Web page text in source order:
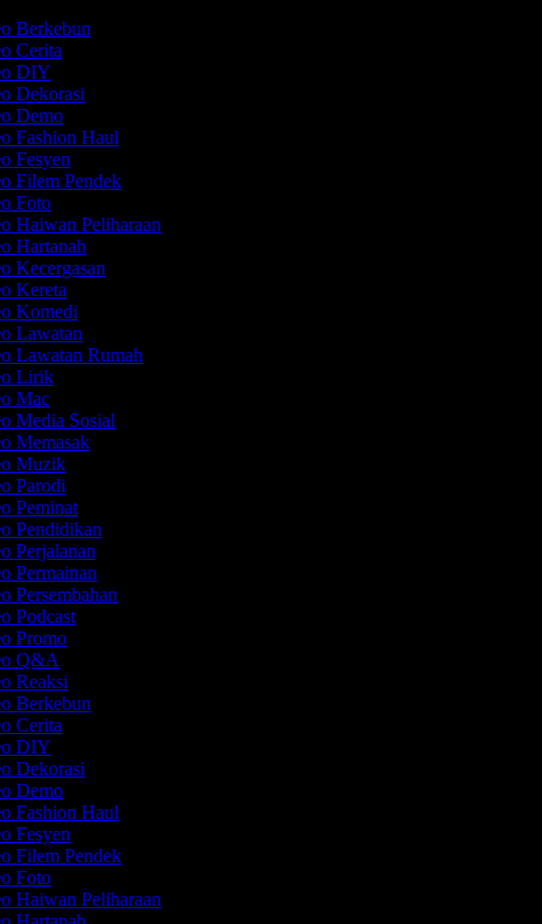
Berkebun
Cerita
DIY
Dekorasi
Demo
Fashion Haul
Fesyen
Filem Pendek
Foto
Haiwan Peliharaan
Hartanah
Kecergasan
Kereta
Komedi
Lawatan
Lawatan Rumah
Lirik
Mac
Media Sosial
Memasak
Muzik
Parodi
Peminat
Pendidikan
Perjalanan
Permainan
Persembahan
Podcast
Promo
Q&A
Reaksi
Berkebun
Cerita
DIY
Dekorasi
Demo
Fashion Haul
Fesyen
Filem Pendek
Foto
Haiwan Peliharaan